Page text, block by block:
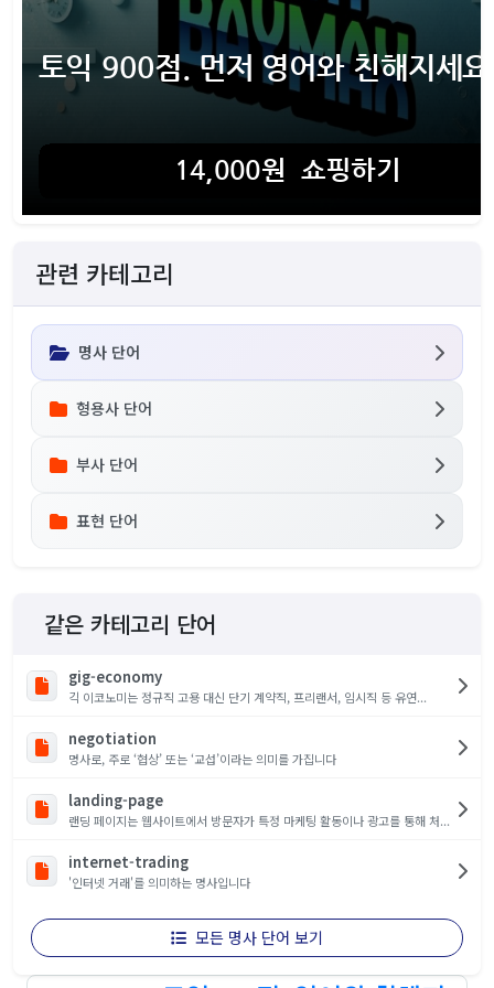
관련 카테고리
명사 단어
형용사 단어
부사 단어
표현 단어
같은 카테고리 단어
gig-economy
긱 이코노미는 정규직 고용 대신 단기 계약직, 프리랜서, 임시직 등 유연...
negotiation
명사로, 주로 ‘협상’ 또는 ‘교섭’이라는 의미를 가집니다
landing-page
랜딩 페이지는 웹사이트에서 방문자가 특정 마케팅 활동이나 광고를 통해 처...
internet-trading
'인터넷 거래'를 의미하는 명사입니다
모든 명사 단어 보기